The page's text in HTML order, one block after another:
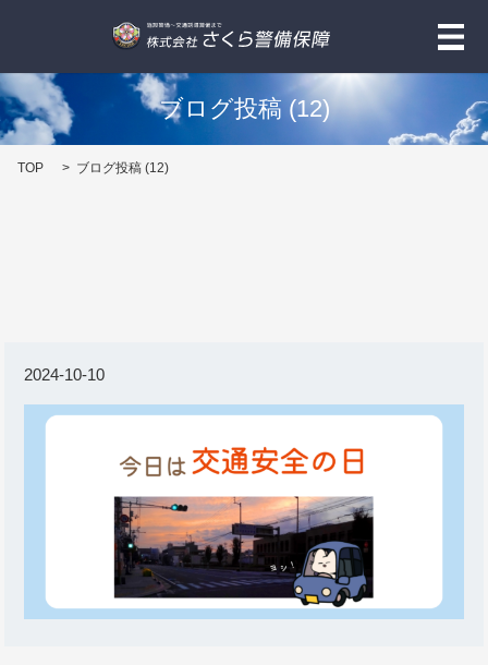
メ
ブログ投稿 (12)
TOP ブログ投稿 (12)
2024-10-10